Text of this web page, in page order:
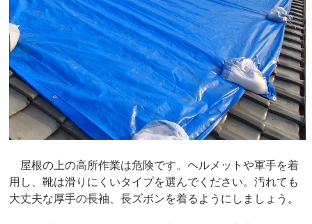
屋根の上の高所作業は危険です。ヘルメットや軍手を着
用し、靴は滑りにくいタイプを選んでください。汚れても
大丈夫な厚手の長袖、長ズボンを着るようにしましょう。